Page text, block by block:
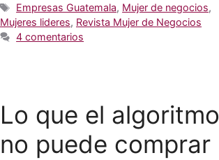
Etiquetas
Empresas Guatemala, Mujer de negocios,
Mujeres lideres, Revista Mujer de Negocios
4 comentarios
Lo que el algoritmo
no puede comprar